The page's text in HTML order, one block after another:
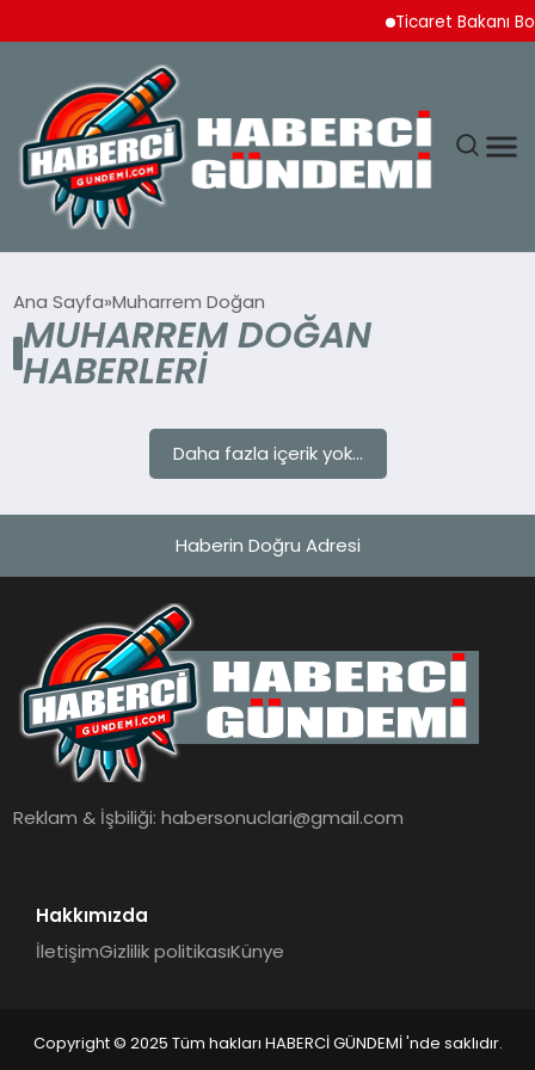
Ticaret Bakanı
YAŞAM
EĞITIM
SAĞLIK
TEKNOLOJI
Ana Sayfa Muharrem Doğan
MUHARREM DOĞAN
HABERLERI
Daha fazla içerik yok...
Haberin Doğru Adresi
Reklam & İşbiliği:habersonuclari@gmail.com
Hakkımızda
İletişimGizlilik politikasıKünye
Copyright © 2025 Tüm hakları HABERCİ GÜNDEMİ 'nde saklıdır.